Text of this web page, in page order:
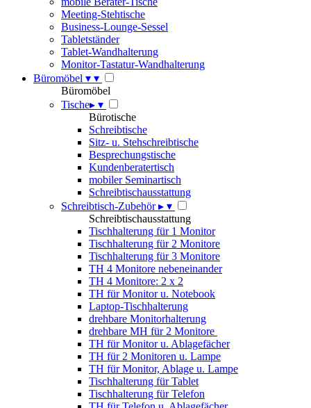
Meeting-Stehtische
Business-Lounge-Sessel
Tabletständer
Tablet-Wandhalterung
Monitor-Tastatur-Wandhalterung
Büromöbel ▾ ▾
Büromöbel
Tische▸ ▾
Bürotische
Schreibtische
Sitz- u. Stehschreibtische
Besprechungstische
Kundenberatertisch
mobiler Seminartisch
Schreibtischausstattung
Schreibtisch-Zubehör▸ ▾
Schreibtischausstattung
Tischhalterung für 1 Monitor
Tischhalterung für 2 Monitore
Tischhalterung für 3 Monitore
TH 4 Monitore nebeneinander
TH 4 Monitore: 2 x 2
TH für Monitor u. Notebook
Laptop-Tischhalterung
drehbare Monitorhalterung
drehbare MH für 2 Monitore
TH für Monitor u. Ablagefächer
TH für 2 Monitoren u. Lampe
TH für Monitor, Ablage u. Lampe
Tischhalterung für Tablet
Tischhalterung für Telefon